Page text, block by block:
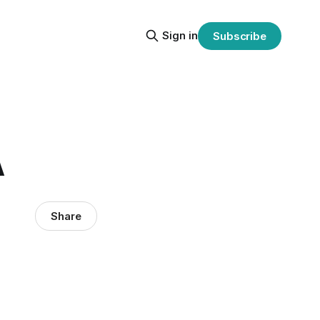
Sign in Subscribe
Share